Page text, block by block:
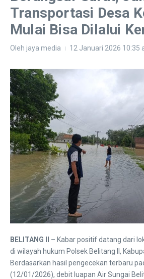
Transportasi Desa
Mulai Bisa Dilalui
Oleh jaya media 12 Januari 2026 10:35
BELITANG II
– Kabar positif datang dari
di wilayah hukum Polsek Belitang II,
Berdasarkan hasil pengecekan terbaru
(12/01/2026), debit luapan Air Sungai